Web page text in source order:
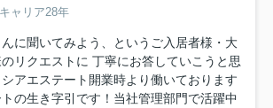
ャリア28年
に聞いてみよう、というご入居者様・大
リクエストに 丁寧にお答していこうと思
アエステート開業時より働いております
の生き字引です！当社管理部門で活躍中